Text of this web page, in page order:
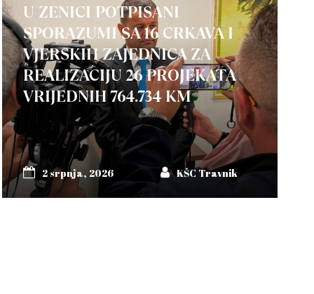
U ZENICI POTPISANI
SPORAZUMI SA 16 CRKAVA I
VJERSKIH ZAJEDNICA ZA
REALIZACIJU 26 PROJEKATA
VRIJEDNIH 764.734 KM
2 srpnja, 2026 KŠC Travnik